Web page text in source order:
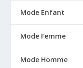
Mode Enfant
Mode Femme
Mode Homme